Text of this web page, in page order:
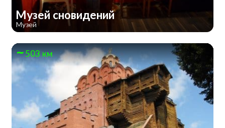
Музей сновидений
Музей
503 км